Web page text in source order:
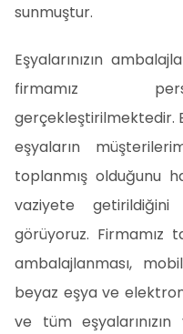
sunmuştur.
Eşyalarınızın
firmamız
gerçekleştirilmektedir.
eşyaların
toplanmış olduğunu
vaziyete getirildiğini
görüyoruz. Firmamız
ambalajlanması,
beyaz eşya ve
ve tüm